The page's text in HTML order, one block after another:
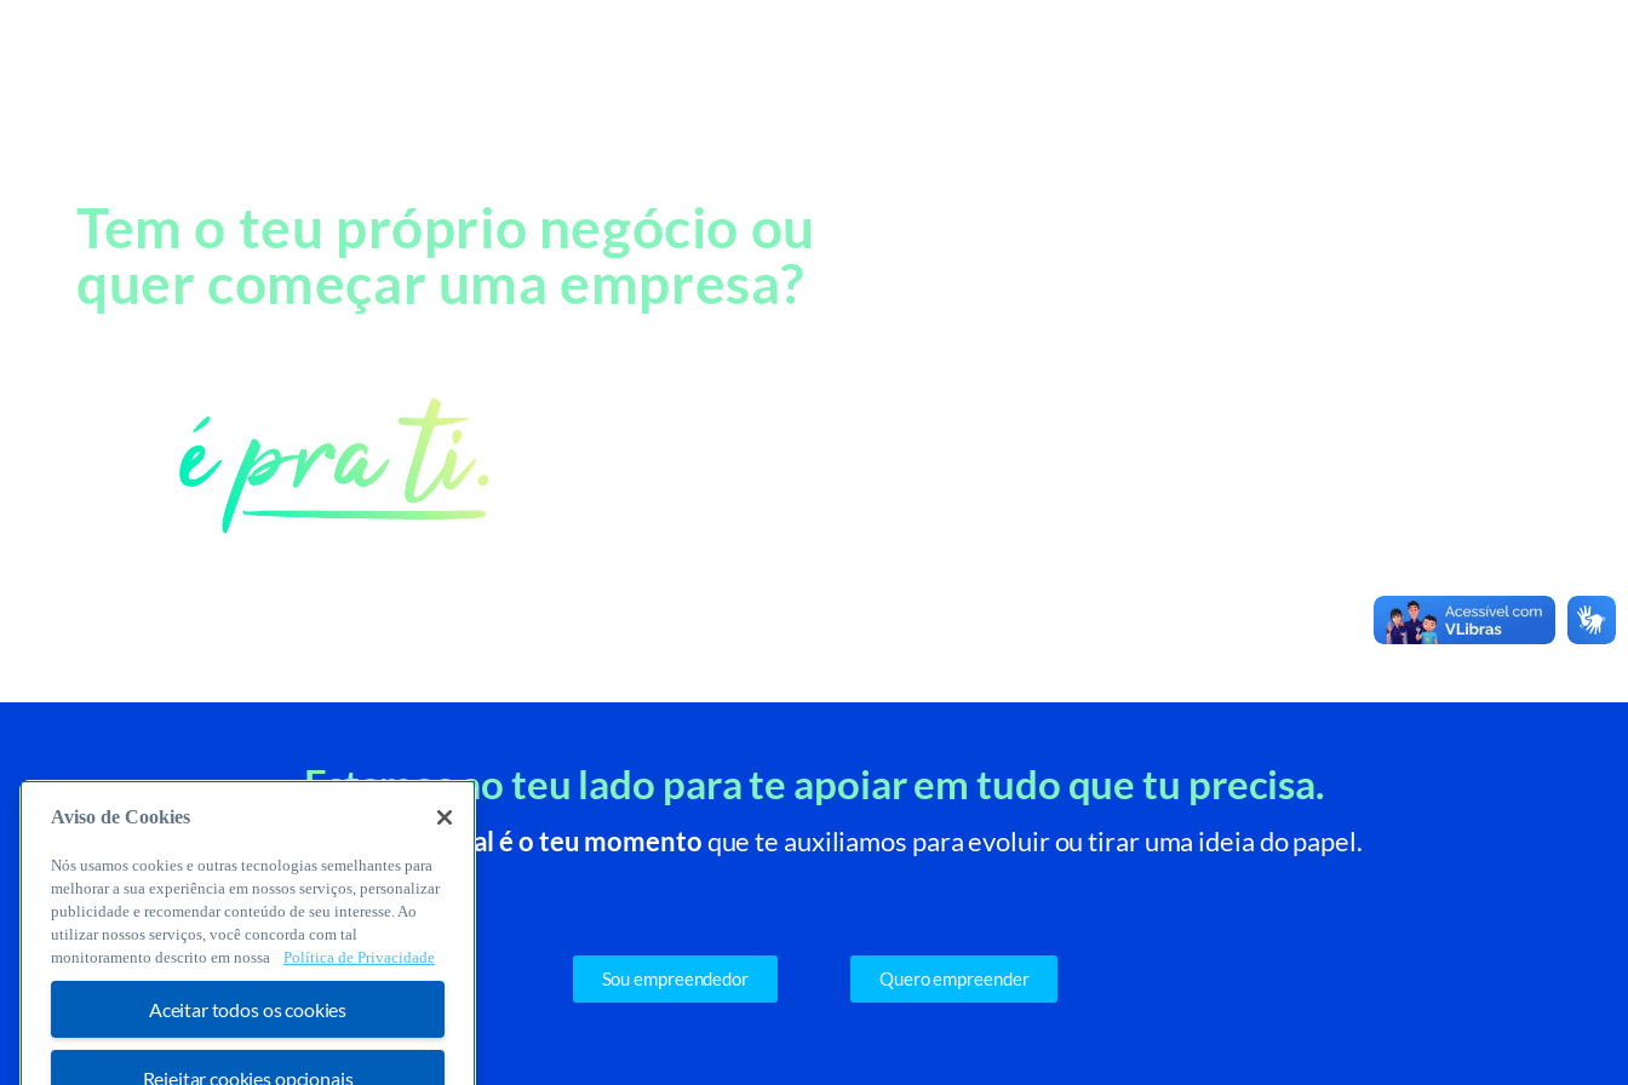
Tem o teu próprio negócio ou
quer começar uma empresa?
Estamos ao teu lado para te apoiar em tudo que tu precisa.
qual é o teu momentoque te auxiliamos para evoluir ou tirar uma ideia do papel.
Sou empreendedor Quero empreender
Aviso de Cookies
Nós usamos cookies e outras tecnologias semelhantes para
melhorar a sua experiência em nossos serviços, personalizar
publicidade e recomendar conteúdo de seu interesse. Ao
utilizar nossos serviços, você concorda com tal
monitoramento descrito em nossa
Política de Privacidade
Aceitar todos os cookies
Rejeitar cookies opcionais